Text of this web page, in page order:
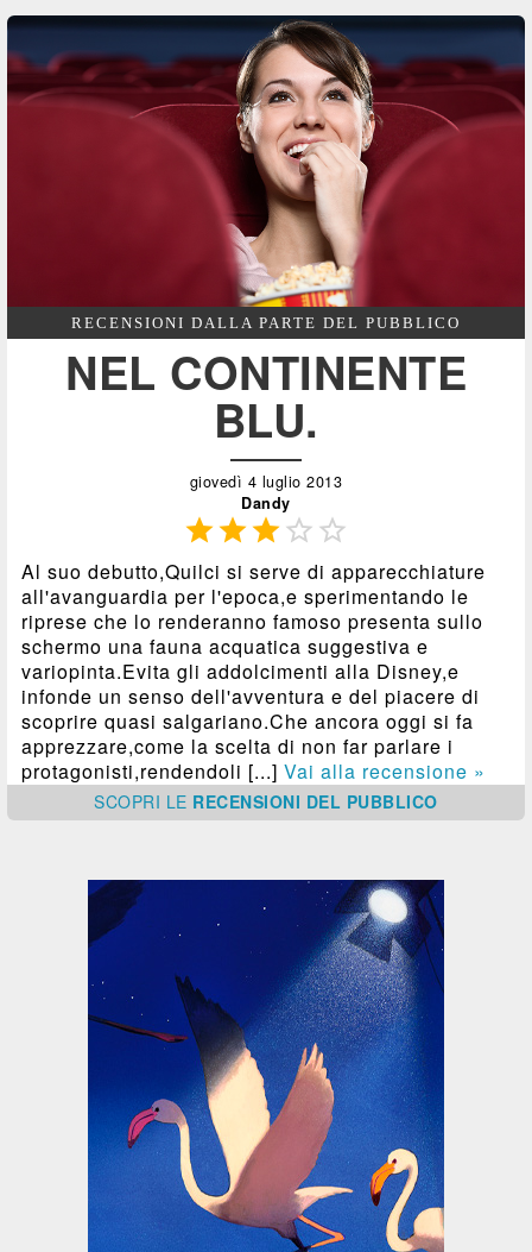
RECENSIONI DALLA PARTE DEL PUBBLICO
NEL CONTINENTE
BLU.
giovedì 4 luglio 2013
Dandy
 
Al suo debutto,Quilci si serve di apparecchiature
all'avanguardia per l'epoca,e sperimentando le
riprese che lo renderanno famoso presenta sullo
schermo una fauna acquatica suggestiva e
variopinta.Evita gli addolcimenti alla Disney,e
infonde un senso dell'avventura e del piacere di
scoprire quasi salgariano.Che ancora oggi si fa
apprezzare,come la scelta di non far parlare i
protagonisti,rendendoli [...]Vai alla recensione »
SCOPRI LE RECENSIONI DEL PUBBLICO